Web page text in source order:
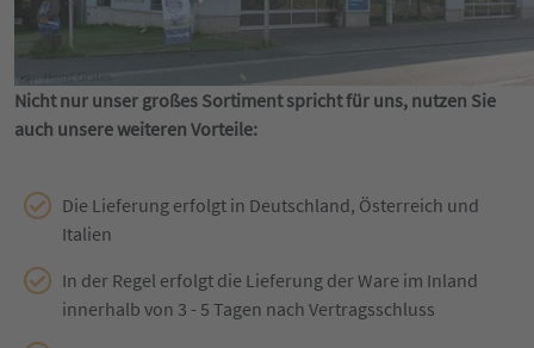
Nicht nur unser großes Sortiment spricht für uns, nutzen Sie
auch unsere weiteren Vorteile:
Die Lieferung erfolgt in Deutschland, Österreich und
Italien
In der Regel erfolgt die Lieferung der Ware im Inland
innerhalb von 3 - 5 Tagen nach Vertragsschluss